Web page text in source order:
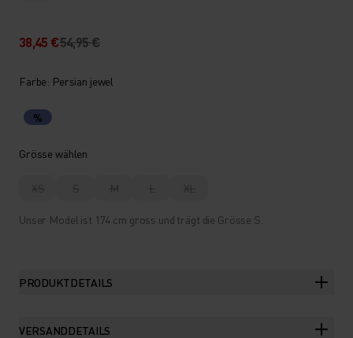
38,45 €54,95 €
Farbe: Persian jewel
%
Grösse wählen
XS S M L XL
Unser Model ist 174 cm gross und trägt die Grösse S.
PRODUKTDETAILS
VERSANDDETAILS